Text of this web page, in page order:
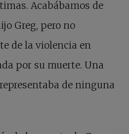
Acabábamos de
Greg, pero no
de la violencia en
por su muerte. Una
de ninguna